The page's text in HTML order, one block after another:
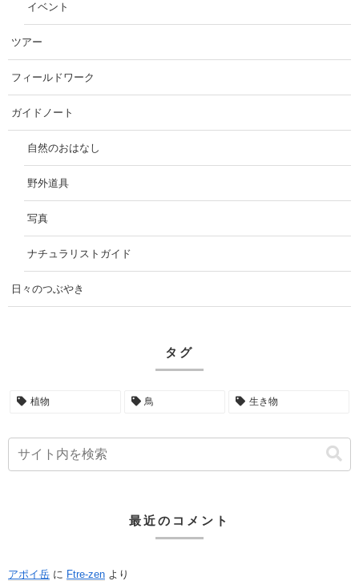
イベント
ツアー
フィールドワーク
ガイドノート
自然のおはなし
野外道具
写真
ナチュラリストガイド
日々のつぶやき
タグ
植物 鳥 生き物
最近のコメント
アポイ岳 に Ftre-zen より